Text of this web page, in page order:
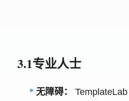
3.1专业人士
无障碍：